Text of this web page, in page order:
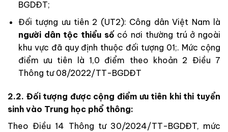
BGDĐT;
Đối tượng ưu tiên 2 (UT2): Công dân Việt Nam là
người dân tộc thiểu số có nơi thường trú ở ngoài
khu vực đã quy định thuộc đối tượng 01;. Mức cộng
điểm ưu tiên là 1,0 điểm theo khoản 2 Điều 7
Thông tư 08/2022/TT-BGDĐT
2.2. Đối tượng được cộng điểm ưu tiên khi thi tuyển
sinh vào Trung học phổ thông:
Theo Điều 14 Thông tư 30/2024/TT-BGDĐT, mức